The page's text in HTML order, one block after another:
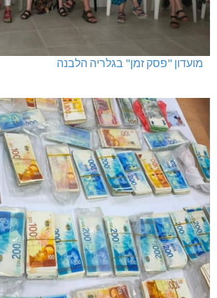
מועדון "פסק זמן" בגלריה הלבנה